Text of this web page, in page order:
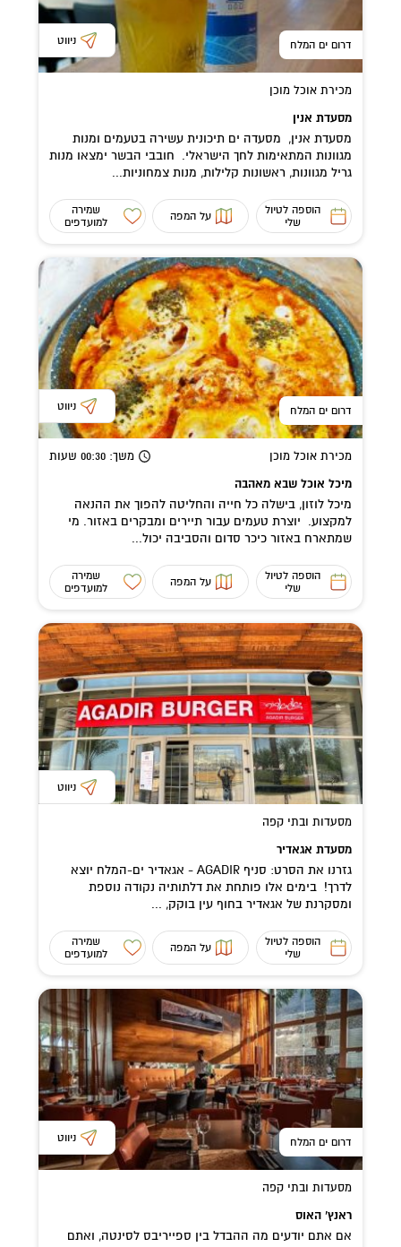
דרום ים המלח ניווט
מכירת אוכל מוכן
מסעדת אנין
מסעדת אנין, מסעדה ים תיכונית עשירה בטעמים ומנות
מגוונות המתאימות לחך הישראלי. חובבי הבשר ימצאו מנות
גריל מגוונות, ראשונות קלילות, מנות צמחוניות...
הוספה לטיול
שלי
על המפה
שמירה
למועדפים
דרום ים המלח ניווט
מכירת אוכל מוכן משך: 00:30 שעות
מיכל אוכל שבא מאהבה
מיכל לוזון, בישלה כל חייה והחליטה להפוך את ההנאה
למקצוע. יוצרת טעמים עבור תיירים ומבקרים באזור. מי
שמתארח באזור כיכר סדום והסביבה יכול...
הוספה לטיול
שלי
על המפה
שמירה
למועדפים
ניווט
מסעדות ובתי קפה
מסעדת אגאדיר
גזרנו את הסרט: סניף AGADIR - אגאדיר ים-המלח יוצא
לדרך! בימים אלו פותחת את דלתותיה נקודה נוספת
ומסקרנת של אגאדיר בחוף עין בוקק, ...
הוספה לטיול
שלי
על המפה
שמירה
למועדפים
דרום ים המלח ניווט
מסעדות ובתי קפה
ראנץ’ האוס
אם אתם יודעים מה ההבדל בין ספייריבס לסינטה, ואתם